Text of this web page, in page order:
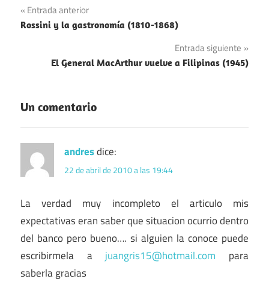
Navegación
de
entradas
Entrada anterior
Rossini y la gastronomía (1810-1868)
Entrada siguiente
El General MacArthur vuelve a Filipinas (1945)
Un comentario
andresdice:
22 de abril de 2010 a las 19:44
La verdad muy incompleto el articulo mis
expectativas eran saber que situacion ocurrio dentro
del banco pero bueno…. si alguien la conoce puede
escribirmela a juangris15@hotmail.com para
saberla gracias